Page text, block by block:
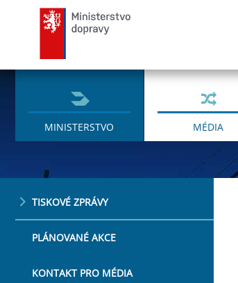
MINISTERSTVO MÉDIA
TISKOVÉ ZPRÁVY
PLÁNOVANÉ AKCE
KONTAKT PRO MÉDIA